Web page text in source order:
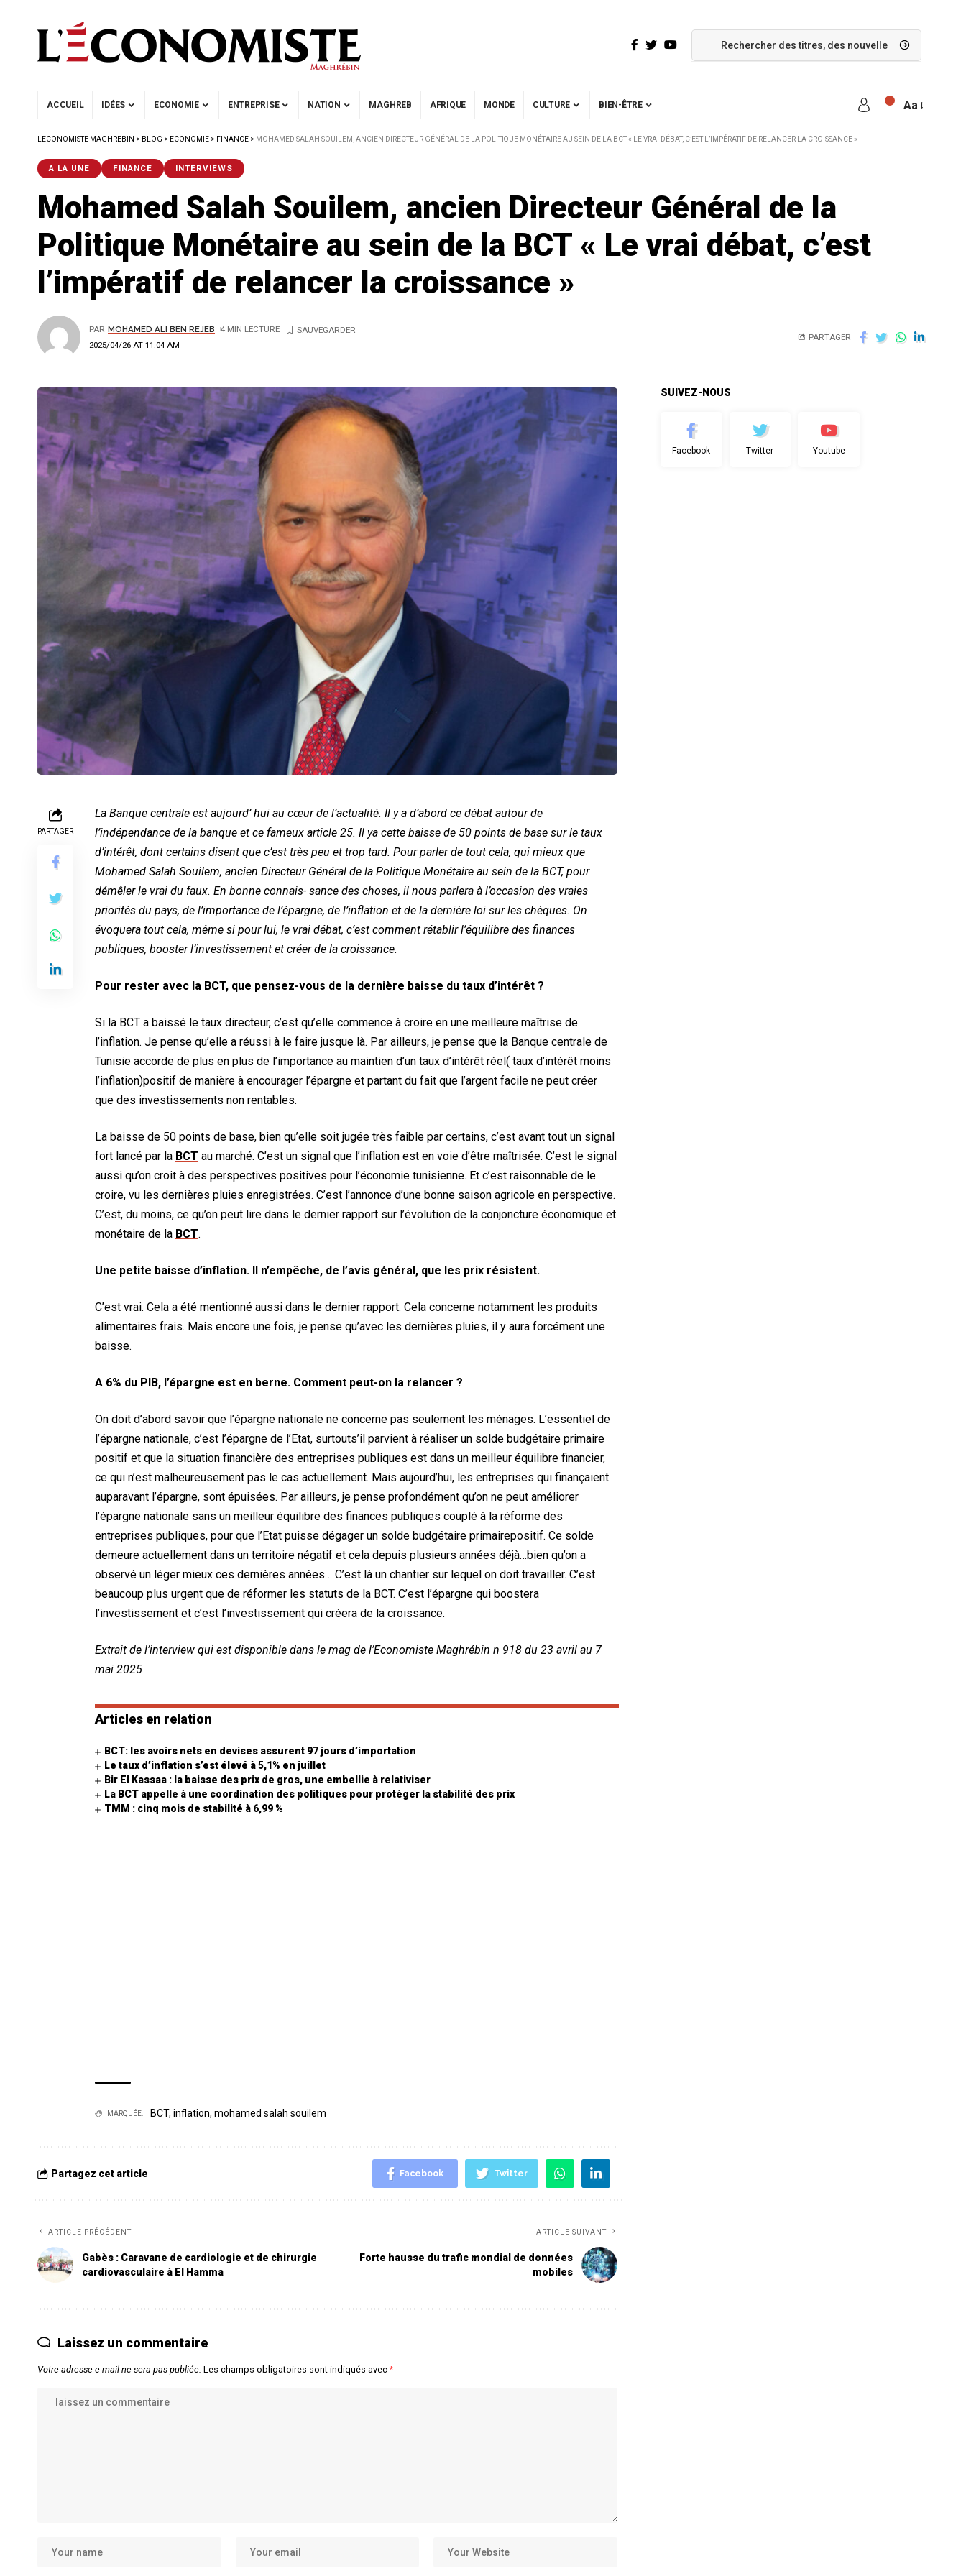
ACCUEIL IDÉES ECONOMIE ENTREPRISE NATION MAGHREB AFRIQUE MONDE CULTURE BIEN-ÊTRE Aa
LECONOMISTE MAGHREBIN > BLOG > ECONOMIE > FINANCE > MOHAMED SALAH SOUILEM, ANCIEN DIRECTEUR GÉNÉRAL DE LA POLITIQUE MONÉTAIRE AU SEIN DE LA BCT « LE VRAI DÉBAT, C’EST L’IMPÉRATIF DE RELANCER LA CROISSANCE »
A LA UNE FINANCE INTERVIEWS
Mohamed Salah Souilem, ancien Directeur Général de la
Politique Monétaire au sein de la BCT « Le vrai débat, c’est
l’impératif de relancer la croissance »
2025/04/26 AT 11:04 AM
PAR MOHAMED ALI BEN REJEB 4 MIN LECTURE
PARTAGER
PARTAGER
La Banque centrale est aujourd’ hui au cœur de l’actualité. Il y a d’abord ce débat autour de
l’indépendance de la banque et ce fameux article 25. Il ya cette baisse de 50 points de base sur le taux
d’intérêt, dont certains disent que c’est très peu et trop tard. Pour parler de tout cela, qui mieux que
Mohamed Salah Souilem, ancien Directeur Général de la Politique Monétaire au sein de la BCT, pour
démêler le vrai du faux. En bonne connais- sance des choses, il nous parlera à l’occasion des vraies
priorités du pays, de l’importance de l’épargne, de l’inflation et de la dernière loi sur les chèques. On
évoquera tout cela, même si pour lui, le vrai débat, c’est comment rétablir l’équilibre des finances
publiques, booster l’investissement et créer de la croissance.
Pour rester avec la BCT, que pensez-vous de la dernière baisse du taux d’intérêt ?
Si la BCT a baissé le taux directeur, c’est qu’elle commence à croire en une meilleure maîtrise de
l’inflation. Je pense qu’elle a réussi à le faire jusque là. Par ailleurs, je pense que la Banque centrale de
Tunisie accorde de plus en plus de l’importance au maintien d’un taux d’intérêt réel( taux d’intérêt moins
l’inflation)positif de manière à encourager l’épargne et partant du fait que l’argent facile ne peut créer
que des investissements non rentables.
La baisse de 50 points de base, bien qu’elle soit jugée très faible par certains, c’est avant tout un signal
fort lancé par la BCT au marché. C’est un signal que l’inflation est en voie d’être maîtrisée. C’est le signal
aussi qu’on croit à des perspectives positives pour l’économie tunisienne. Et c’est raisonnable de le
croire, vu les dernières pluies enregistrées. C’est l’annonce d’une bonne saison agricole en perspective.
C’est, du moins, ce qu’on peut lire dans le dernier rapport sur l’évolution de la conjoncture économique et
monétaire de la BCT.
Une petite baisse d’inflation. Il n’empêche, de l’avis général, que les prix résistent.
C’est vrai. Cela a été mentionné aussi dans le dernier rapport. Cela concerne notamment les produits
alimentaires frais. Mais encore une fois, je pense qu’avec les dernières pluies, il y aura forcément une
baisse.
A 6% du PIB, l’épargne est en berne. Comment peut-on la relancer ?
On doit d’abord savoir que l’épargne nationale ne concerne pas seulement les ménages. L’essentiel de
l’épargne nationale, c’est l’épargne de l’Etat, surtouts’il parvient à réaliser un solde budgétaire primaire
positif et que la situation financière des entreprises publiques est dans un meilleur équilibre financier,
ce qui n’est malheureusement pas le cas actuellement. Mais aujourd’hui, les entreprises qui finançaient
auparavant l’épargne, sont épuisées. Par ailleurs, je pense profondément qu’on ne peut améliorer
l’épargne nationale sans un meilleur équilibre des finances publiques couplé à la réforme des
entreprises publiques, pour que l’Etat puisse dégager un solde budgétaire primairepositif. Ce solde
demeure actuellement dans un territoire négatif et cela depuis plusieurs années déjà…bien qu’on a
observé un léger mieux ces dernières années… C’est là un chantier sur lequel on doit travailler. C’est
beaucoup plus urgent que de réformer les statuts de la BCT. C’est l’épargne qui boostera
l’investissement et c’est l’investissement qui créera de la croissance.
Extrait de l’interview qui est disponible dans le mag de l’Economiste Maghrébin n 918 du 23 avril au 7
mai 2025
Articles en relation
BCT: les avoirs nets en devises assurent 97 jours d’importation
Le taux d’inflation s’est élevé à 5,1% en juillet
Bir El Kassaa : la baisse des prix de gros, une embellie à relativiser
La BCT appelle à une coordination des politiques pour protéger la stabilité des prix
TMM : cinq mois de stabilité à 6,99 %
MARQUÉE: BCT, inflation, mohamed salah souilem
Partagez cet article Facebook Twitter
ARTICLE PRÉCÉDENT
Gabès : Caravane de cardiologie et de chirurgie
cardiovasculaire à El Hamma
ARTICLE SUIVANT
Forte hausse du trafic mondial de données
mobiles
Laissez un commentaire
Votre adresse e-mail ne sera pas publiée. Les champs obligatoires sont indiqués avec*
SUIVEZ-NOUS
Facebook Twitter Youtube